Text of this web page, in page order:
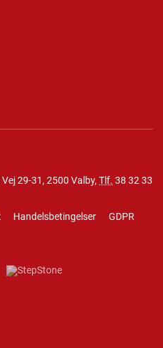
29-31, 2500 Valby, Tlf. 38 32 33
Handelsbetingelser
GDPR